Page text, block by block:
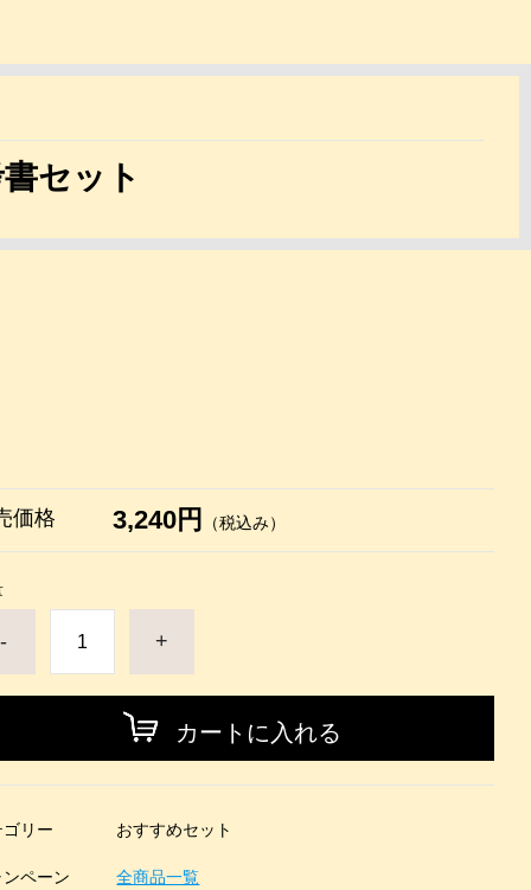
セット
価格 3,240円 （税込み）
- +
カートに入れる
ゴリー おすすめセット
ンペーン 全商品一覧